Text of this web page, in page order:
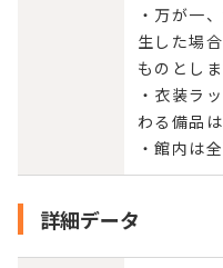
・万が一
生した場
ものとし
・衣装ラ
わる備品
・館内は
詳細データ